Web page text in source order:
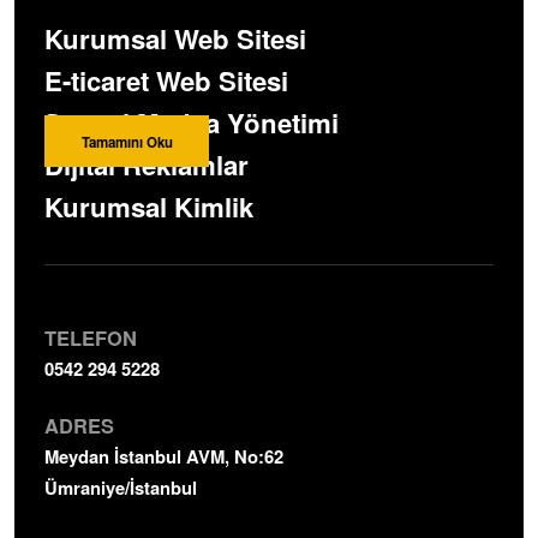
Güven Taşımanın Sırrı Taşınmak, birçok insan için
oldukça stresli ve yorucu bir…
Tamamını Oku
Kurumsal Web Sitesi
E-ticaret Web Sitesi
Sosyal Medya Yönetimi
Dijital Reklamlar
Kurumsal Kimlik
TELEFON
0542 294 5228
ADRES
Meydan İstanbul AVM, No:62
Ümraniye/İstanbul